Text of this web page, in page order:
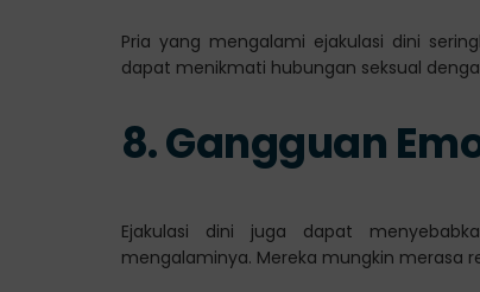
Pria yang mengalami ejakulasi dini
dapat menikmati hubungan seksual
8. Gangguan
Ejakulasi dini juga dapat
mengalaminya. Mereka mungkin merasa